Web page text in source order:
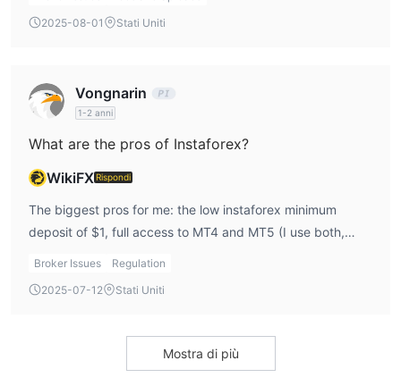
tighter spreads even if it means paying a commission.
2025-08-01
Stati Uniti
Vongnarin
1-2 anni
What are the pros of Instaforex?
WikiFX Rispondi
The biggest pros for me: the low instaforex minimum
deposit of $1, full access to MT4 and MT5 (I use both,
for practice. They also don’t charge deposit fees, which is
Broker Issues
Regulation
2025-07-12
Stati Uniti
Mostra di più